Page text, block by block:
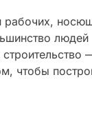
рабочих,
людей
чтобы